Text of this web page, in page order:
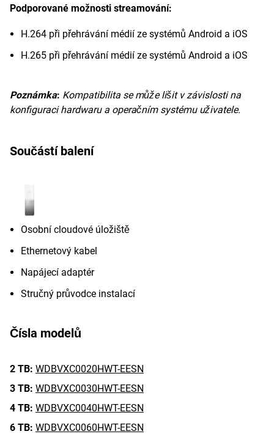
Podporované možnosti streamování:
H.264 při přehrávání médií ze systémů Android a iOS
H.265 při přehrávání médií ze systémů Android a iOS
Poznámka: Kompatibilita se může lišit v závislosti na
konfiguraci hardwaru a operačním systému uživatele.
Součástí balení
Osobní cloudové úložiště
Ethernetový kabel
Napájecí adaptér
Stručný průvodce instalací
Čísla modelů
2 TB: WDBVXC0020HWT-EESN
3 TB: WDBVXC0030HWT-EESN
4 TB: WDBVXC0040HWT-EESN
6 TB: WDBVXC0060HWT-EESN